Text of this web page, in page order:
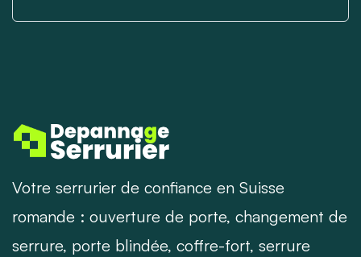
Votre serrurier de confiance en Suisse
romande : ouverture de porte, changement de
serrure, porte blindée, coffre-fort, serrure